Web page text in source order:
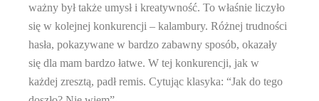
ważny był także umysł i kreatywność. To właśnie liczyło
się w kolejnej konkurencji – kalambury. Różnej trudności
hasła, pokazywane w bardzo zabawny sposób, okazały
się dla mam bardzo łatwe. W tej konkurencji, jak w
każdej zresztą, padł remis. Cytując klasyka: “Jak do tego